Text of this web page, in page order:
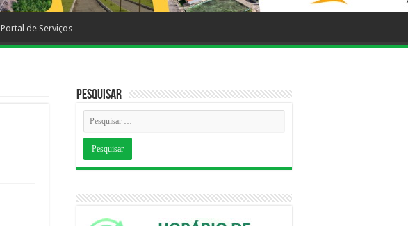
Portal de Serviços
Pesquisar